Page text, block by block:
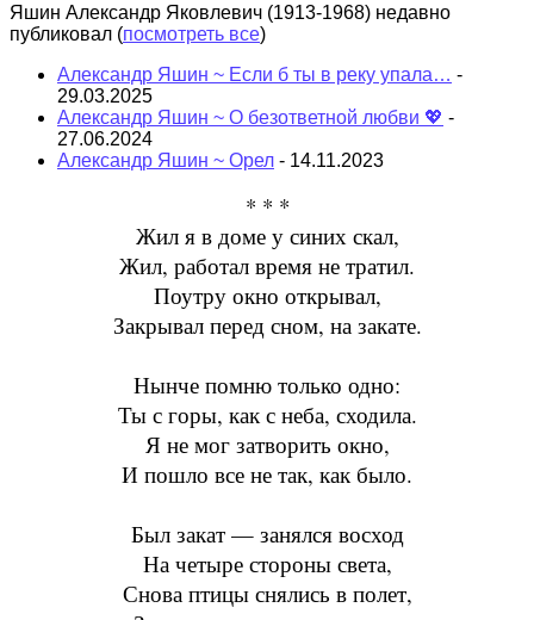
Яшин Александр Яковлевич (1913-1968) недавно
публиковал (посмотреть все)
Александр Яшин ~ Если б ты в реку упала… -
29.03.2025
Александр Яшин ~ О безответной любви 💖 -
27.06.2024
Александр Яшин ~ Орел - 14.11.2023
* * *
Жил я в доме у синих скал,
Жил, работал время не тратил.
Поутру окно открывал,
Закрывал перед сном, на закате.
Нынче помню только одно:
Ты с горы, как с неба, сходила.
Я не мог затворить окно,
И пошло все не так, как было.
Был закат — занялся восход
На четыре стороны света,
Снова птицы снялись в полет,